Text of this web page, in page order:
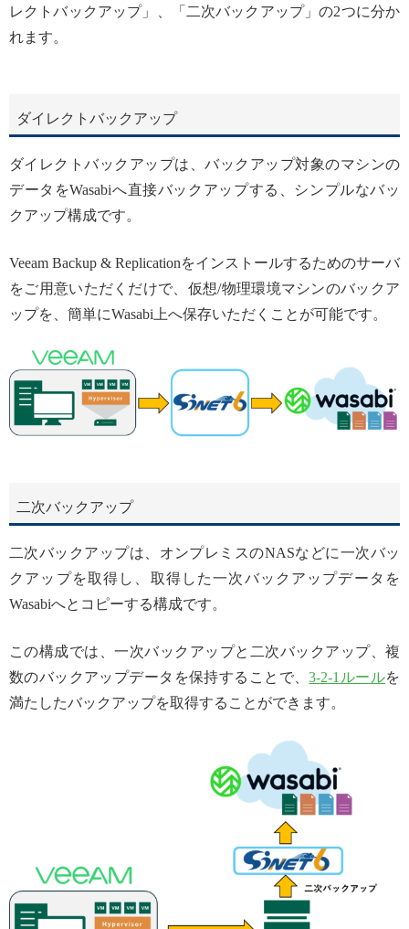
レクトバックアップ」、「二次バックアップ」の2つに分か
れます。
ダイレクトバックアップ
ダイレクトバックアップは、バックアップ対象のマシンの
データをWasabiへ直接バックアップする、シンプルなバッ
クアップ構成です。
Veeam Backup & Replicationをインストールするためのサーバ
をご用意いただくだけで、仮想/物理環境マシンのバックア
ップを、簡単にWasabi上へ保存いただくことが可能です。
二次バックアップ
二次バックアップは、オンプレミスのNASなどに一次バッ
クアップを取得し、取得した一次バックアップデータを
Wasabiへとコピーする構成です。
この構成では、一次バックアップと二次バックアップ、複
数のバックアップデータを保持することで、3-2-1ルールを
満たしたバックアップを取得することができます。